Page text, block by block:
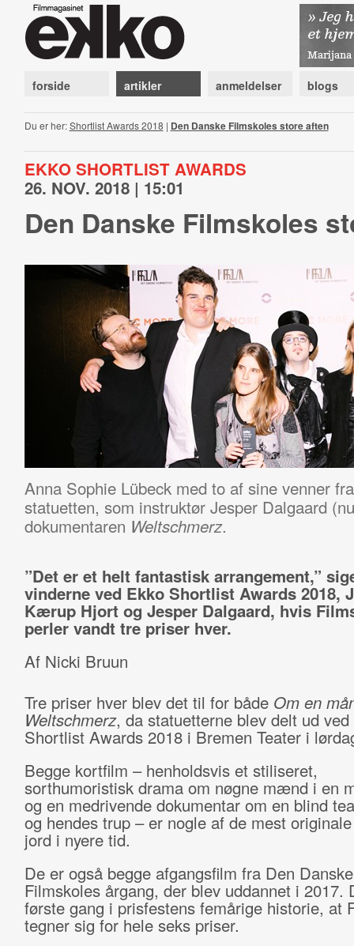
forside artikler anmeldelser blogs
Du er her:Shortlist Awards 2018 | Den Danske Filmskoles store aften
EKKO SHORTLIST AWARDS
26. NOV. 2018 | 15:01
Den Danske Filmskoles
Anna Sophie Lübeck med to af sine venner
statuetten, som instruktør Jesper Dalgaard
dokumentaren Weltschmerz.
”Det er et helt fantastisk arrangement,”
vinderne ved Ekko Shortlist Awards 2018,
Kærup Hjort og Jesper Dalgaard, hvis
perler vandt tre priser hver.
Af Nicki Bruun
Tre priser hver blev det til for både Om en
Weltschmerz, da statuetterne blev delt ud ved
Shortlist Awards 2018 i Bremen Teater i
Begge kortfilm – henholdsvis et stiliseret,
sorthumoristisk drama om nøgne mænd i en
og en medrivende dokumentar om en blind
og hendes trup – er nogle af de mest
jord i nyere tid.
De er også begge afgangsfilm fra Den Danske
Filmskoles årgang, der blev uddannet i 2017.
første gang i prisfestens femårige historie, at
tegner sig for hele seks priser.